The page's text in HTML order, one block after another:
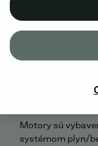
NOVÝ
Motory sú
systémom plyn/